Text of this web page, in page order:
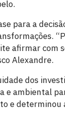
para a
afirmar com
Alexandre.
dos
e ambiental
e determinou